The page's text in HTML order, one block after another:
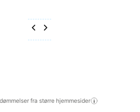
fra større hjemmesider